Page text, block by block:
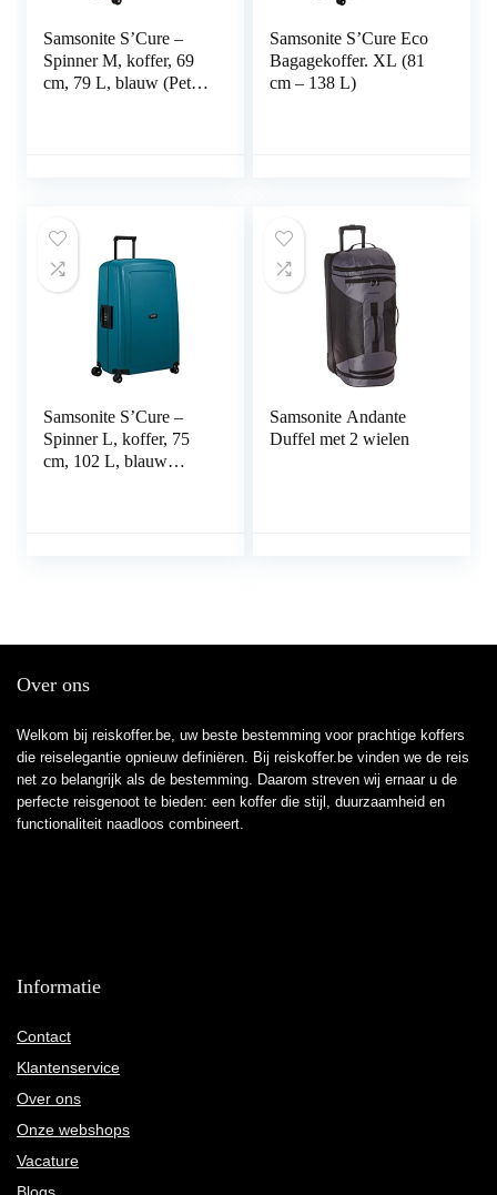
Samsonite S’Cure –
Spinner M, koffer, 69
cm, 79 L, blauw (Petrol
Samsonite S’Cure Eco
Bagagekoffer. XL (81
cm – 138 L)
Samsonite S’Cure –
Spinner L, koffer, 75
cm, 102 L, blauw
Samsonite Andante
Duffel met 2 wielen
Over ons
Welkom bij reiskoffer.be, uw beste bestemming voor prachtige koffers
die reiselegantie opnieuw definiëren. Bij reiskoffer.be vinden we de reis
net zo belangrijk als de bestemming. Daarom streven wij ernaar u de
perfecte reisgenoot te bieden: een koffer die stijl, duurzaamheid en
functionaliteit naadloos combineert.
Informatie
Contact
Klantenservice
Over ons
Onze webshops
Vacature